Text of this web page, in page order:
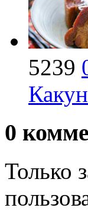
5239
0
Только